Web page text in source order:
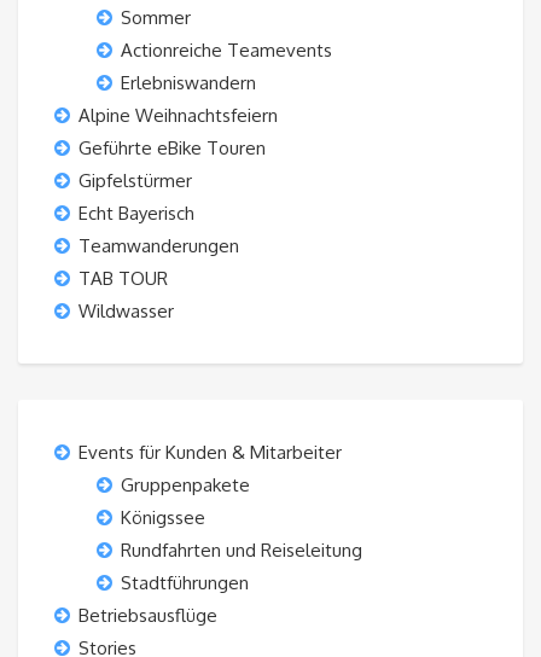
Sommer
Actionreiche Teamevents
Erlebniswandern
Alpine Weihnachtsfeiern
Geführte eBike Touren
Gipfelstürmer
Echt Bayerisch
Teamwanderungen
TAB TOUR
Wildwasser
Events für Kunden & Mitarbeiter
Gruppenpakete
Königssee
Rundfahrten und Reiseleitung
Stadtführungen
Betriebsausflüge
Stories